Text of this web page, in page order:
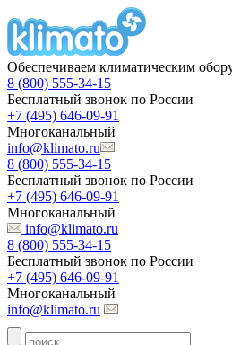
Обеспечиваем климатическим
8 (800) 555-34-15
Бесплатный звонок по России
+7 (495) 646-09-91
Многоканальный
info@klimato.ru
8 (800) 555-34-15
Бесплатный звонок по России
+7 (495) 646-09-91
Многоканальный
info@klimato.ru
8 (800) 555-34-15
Бесплатный звонок по России
+7 (495) 646-09-91
Многоканальный
info@klimato.ru